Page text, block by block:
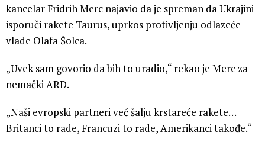
kancelar Fridrih Merc najavio da je spreman da Ukrajini
isporuči rakete Taurus, uprkos protivljenju odlazeće
vlade Olafa Šolca.
„Uvek sam govorio da bih to uradio,“ rekao je Merc za
nemački ARD.
„Naši evropski partneri već šalju krstareće rakete…
Britanci to rade, Francuzi to rade, Amerikanci takođe.“